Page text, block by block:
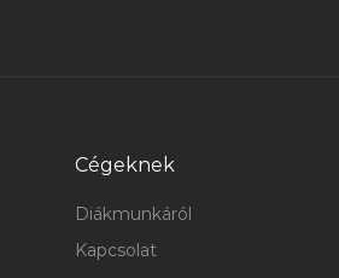
Cégeknek
Diákmunkáról
Kapcsolat